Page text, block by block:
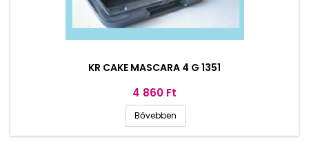
KR CAKE MASCARA 4 G 1351
Ár
4 860 Ft
Bővebben